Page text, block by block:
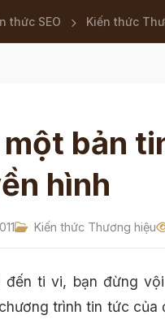
thức SEO Kiến thức
bản
hình
Kiến thức Thương hiệu
đến ti vi, bạn đừng
trình tin tức